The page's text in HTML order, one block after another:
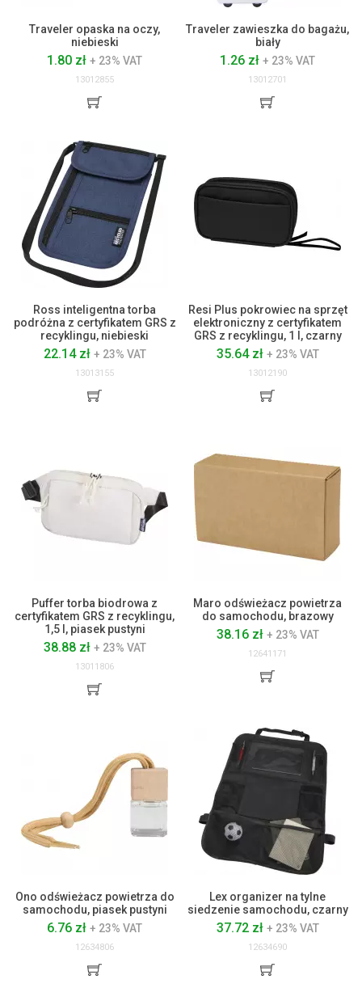
Traveler opaska na oczy,
niebieski
1.80 zł + 23% VAT
13012855
Traveler zawieszka do bagażu,
biały
1.26 zł + 23% VAT
13012701
Ross inteligentna torba
podróżna z certyfikatem GRS z
recyklingu, niebieski
22.14 zł + 23% VAT
13013155
Resi Plus pokrowiec na sprzęt
elektroniczny z certyfikatem
GRS z recyklingu, 1 l, czarny
35.64 zł + 23% VAT
13012190
Puffer torba biodrowa z
certyfikatem GRS z recyklingu,
1,5 l, piasek pustyni
38.88 zł + 23% VAT
13011806
Maro odświeżacz powietrza
do samochodu, brazowy
38.16 zł + 23% VAT
12641171
Ono odświeżacz powietrza do
samochodu, piasek pustyni
6.76 zł + 23% VAT
12634806
Lex organizer na tylne
siedzenie samochodu, czarny
37.72 zł + 23% VAT
12634690